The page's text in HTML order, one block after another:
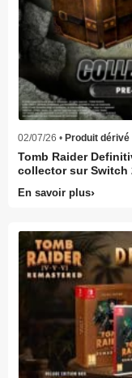
02/07/26 • Produit dérivé
Tomb Raider
collector sur Switch
En savoir plus